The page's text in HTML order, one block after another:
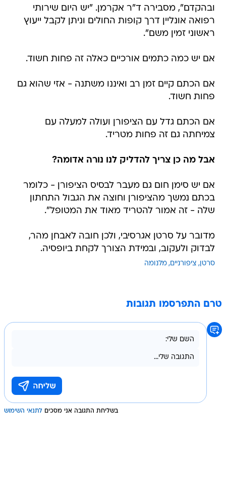
ובהקדם", מסבירה ד"ר אקרמן. "יש היום שירותי
רפואה אונליין דרך קופות החולים וניתן לקבל ייעוץ
ראשוני זמין משם".
אם יש כמה כתמים אורכיים כאלה זה פחות חשוד.
אם הכתם קיים זמן רב ואיננו משתנה - אזי שהוא גם
פחות חשוד.
אם הכתם גדל עם הציפורן ועולה למעלה עם
צמיחתה גם זה פחות מטריד.
אבל מה כן צריך להדליק לנו נורה אדומה?
אם יש סימן חום גם מעבר לבסיס הציפורן - כלומר
בכתם נמשך מהציפורן וחוצה את הגבול התחתון
שלה - זה אמור להטריד מאוד את המטופל".
מדובר על סרטן אגרסיבי, ולכן חובה לאבחן מהר,
לבדוק ולעקוב, ובמידת הצורך לקחת ביופסיה.
סרטן ציפורניים מלנומה
טרם התפרסמו תגובות
בשליחת התגובה אני מסכים לתנאי השימוש